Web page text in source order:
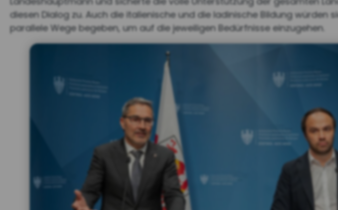
diesen Dialog zu. Auch die italienische und die ladinische Bildung würden
parallele Wege begeben, um auf die jeweiligen Bedürfnisse einzugehen.